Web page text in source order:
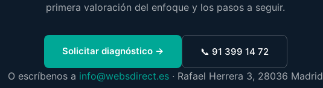
primera valoración del enfoque y los pasos a seguir.
Solicitar diagnóstico → 📞 91 399 14 72
O escríbenos a info@websdirect.es · Rafael Herrera 3, 28036 Madrid